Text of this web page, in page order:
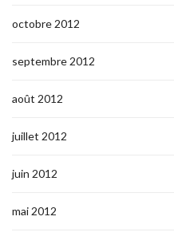
octobre 2012
septembre 2012
août 2012
juillet 2012
juin 2012
mai 2012